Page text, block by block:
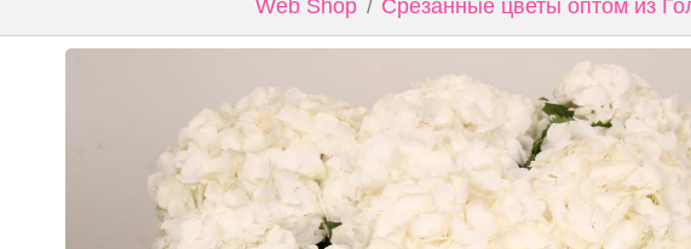
Web Shop Срезанные цветы оптом из